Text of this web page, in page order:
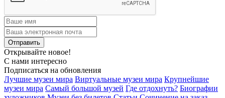
Открывайте новое!
С нами интересно
Подписаться на обновления
Лучшие музеи мира Виртуальные музеи мира Крупнейшие
музеи мира Самый большой музей Где отдохнуть? Биографии